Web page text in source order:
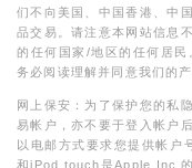
们不向美国、中国香港、中
品交易。请注意本网站信息
的任何国家/地区的任何居
务必阅读理解并同意我们的
网上保安：为了保护您的私
易帐户，亦不要于登入帐户
以电邮方式要求您提供帐
和iPod touch是Apple Inc.